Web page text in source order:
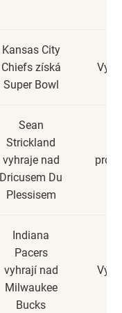
Kansas City
Chiefs získá
Super Bowl
Sean
Strickland
vyhraje nad
Dricusem Du
Plessisem
Indiana
Pacers
vyhrají nad
Milwaukee
Bucks